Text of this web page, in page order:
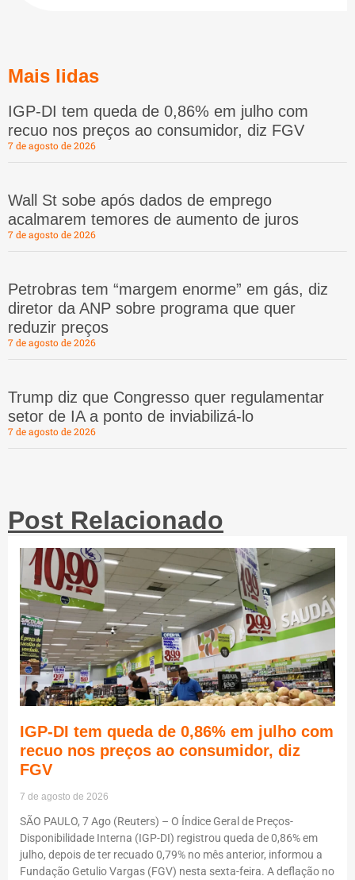
Mais lidas
IGP-DI tem queda de 0,86% em julho com
recuo nos preços ao consumidor, diz FGV
7 de agosto de 2026
Wall St sobe após dados de emprego
acalmarem temores de aumento de juros
7 de agosto de 2026
Petrobras tem “margem enorme” em gás, diz
diretor da ANP sobre programa que quer
reduzir preços
7 de agosto de 2026
Trump diz que Congresso quer regulamentar
setor de IA a ponto de inviabilizá-lo
7 de agosto de 2026
Post Relacionado
IGP-DI tem queda de 0,86% em julho com
recuo nos preços ao consumidor, diz
FGV
7 de agosto de 2026
SÃO PAULO, 7 Ago (Reuters) – O Índice Geral de Preços-
Disponibilidade Interna (IGP-DI) registrou queda de 0,86% em
julho, depois de ter recuado 0,79% no mês anterior, informou a
Fundação Getulio Vargas (FGV) nesta sexta-feira. A deflação no